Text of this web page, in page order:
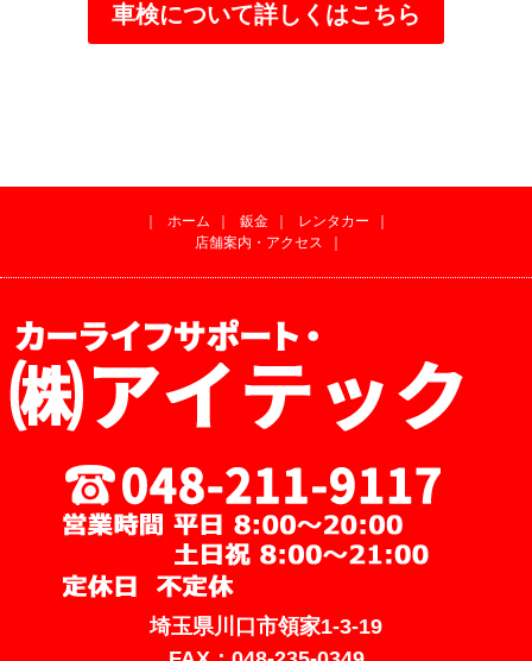
車検について詳しくはこちら
ホーム 鈑金 レンタカー
店舗案内・アクセス
埼玉県川口市領家1-3-19